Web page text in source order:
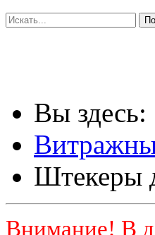
Вы здесь:
Штекеры
Внимание! В